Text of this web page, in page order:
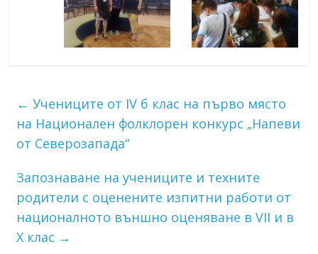
← Учениците от IV б клас на първо място
на Национален фолклорен конкурс „Напеви
от Северозапада“
Запознаване на учениците и техните
родители с оценените изпитни работи от
националното външно оценяване в VII и в
Х клас →